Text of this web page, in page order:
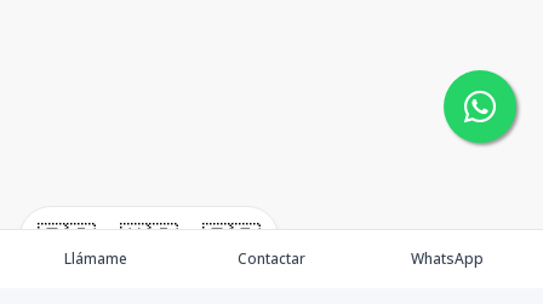
🇪🇸 🇺🇸 🇫🇷
Llámame Contactar WhatsApp